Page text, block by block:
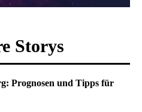
Storys
Prognosen und Tipps für